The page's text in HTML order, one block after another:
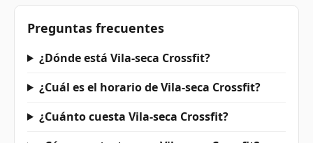
Preguntas frecuentes
¿Dónde está Vila-seca Crossfit?
¿Cuál es el horario de Vila-seca Crossfit?
¿Cuánto cuesta Vila-seca Crossfit?